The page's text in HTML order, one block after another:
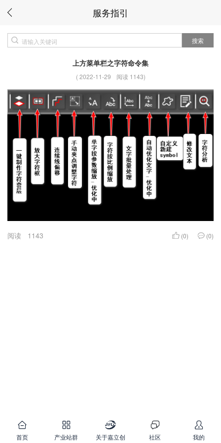
服务指引
搜索
上方菜单栏之字符命令集
(2022-11-29 阅读 1143)
阅读 1143 (0) (0)
首页 产业站群 关于嘉立创 社区 我的